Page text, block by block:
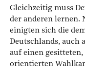
Gleichzeitig muss
der anderen lernen.
einigten sich die
Deutschlands, auch
auf einen
orientierten